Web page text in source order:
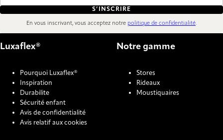
S’INSCRIRE
En vous inscrivant, vous acceptez notre politique de confidentialité.
Luxaflex®
Pourquoi Luxaflex®
Inspiration
Durabilite
Sécurité enfant
Avis de confidentialité
Avis relatif aux cookies
Notre gamme
Stores
Rideaux
Moustiquaires